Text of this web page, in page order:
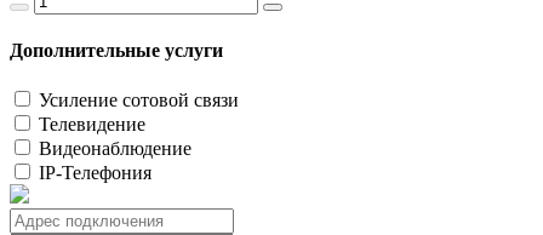
Дополнительные услуги
Усиление сотовой связи
Телевидение
Видеонаблюдение
IP-Телефония